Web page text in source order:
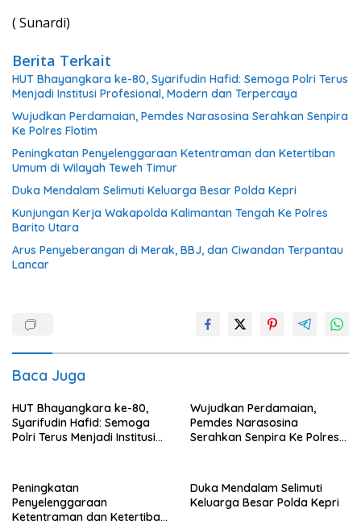
( Sunardi)
Berita Terkait
HUT Bhayangkara ke-80, Syarifudin Hafid: Semoga Polri Terus
Menjadi Institusi Profesional, Modern dan Terpercaya
Wujudkan Perdamaian, Pemdes Narasosina Serahkan Senpira
Ke Polres Flotim
Peningkatan Penyelenggaraan Ketentraman dan Ketertiban
Umum di Wilayah Teweh Timur
Duka Mendalam Selimuti Keluarga Besar Polda Kepri
Kunjungan Kerja Wakapolda Kalimantan Tengah Ke Polres
Barito Utara
Arus Penyeberangan di Merak, BBJ, dan Ciwandan Terpantau
Lancar
Baca Juga
HUT Bhayangkara ke-80,
Syarifudin Hafid: Semoga
Polri Terus Menjadi Institusi
Wujudkan Perdamaian,
Pemdes Narasosina
Serahkan Senpira Ke Polres
Peningkatan
Penyelenggaraan
Ketentraman dan Ketertiban
Duka Mendalam Selimuti
Keluarga Besar Polda Kepri